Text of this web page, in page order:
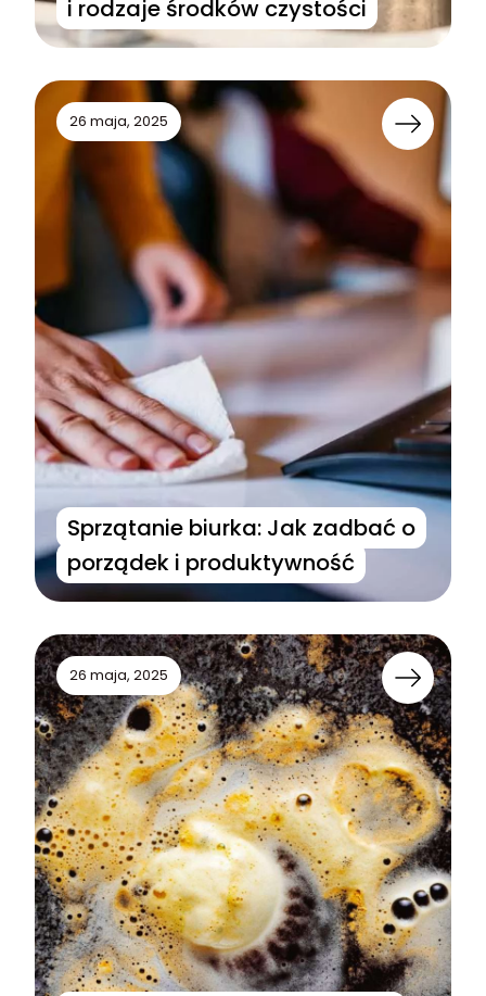
i rodzaje środków czystości
26 maja, 2025
Sprzątanie biurka: Jak zadbać o
porządek i produktywność
26 maja, 2025